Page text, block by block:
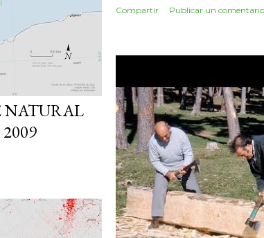
Compartir Publicar un comentario
NATURAL